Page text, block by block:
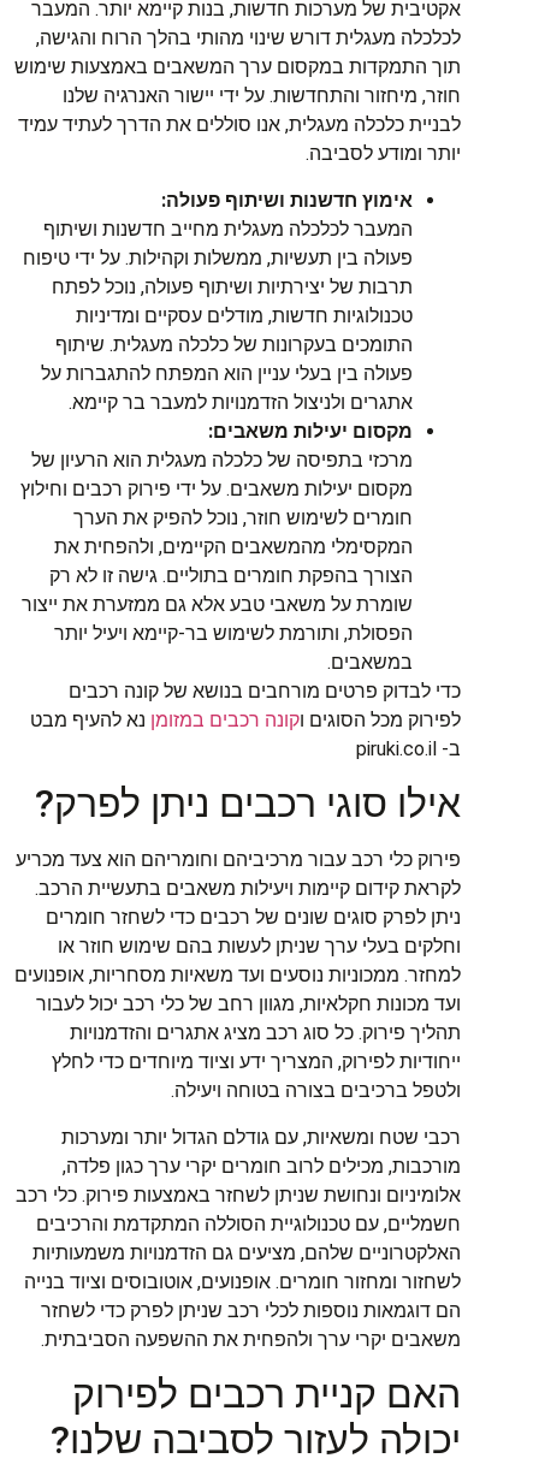
אקטיבית של מערכות חדשות, בנות קיימא יותר. המעבר
לכלכלה מעגלית דורש שינוי מהותי בהלך הרוח והגישה,
תוך התמקדות במקסום ערך המשאבים באמצעות שימוש
חוזר, מיחזור והתחדשות. על ידי יישור האנרגיה שלנו
לבניית כלכלה מעגלית, אנו סוללים את הדרך לעתיד עמיד
יותר ומודע לסביבה.
אימוץ חדשנות ושיתוף פעולה:
המעבר לכלכלה מעגלית מחייב חדשנות ושיתוף
פעולה בין תעשיות, ממשלות וקהילות. על ידי טיפוח
תרבות של יצירתיות ושיתוף פעולה, נוכל לפתח
טכנולוגיות חדשות, מודלים עסקיים ומדיניות
התומכים בעקרונות של כלכלה מעגלית. שיתוף
פעולה בין בעלי עניין הוא המפתח להתגברות על
אתגרים ולניצול הזדמנויות למעבר בר קיימא.
מקסום יעילות משאבים:
מרכזי בתפיסה של כלכלה מעגלית הוא הרעיון של
מקסום יעילות משאבים. על ידי פירוק רכבים וחילוץ
חומרים לשימוש חוזר, נוכל להפיק את הערך
המקסימלי מהמשאבים הקיימים, ולהפחית את
הצורך בהפקת חומרים בתוליים. גישה זו לא רק
שומרת על משאבי טבע אלא גם ממזערת את ייצור
הפסולת, ותורמת לשימוש בר-קיימא ויעיל יותר
במשאבים.
כדי לבדוק פרטים מורחבים בנושא של קונה רכבים
לפירוק מכל הסוגים וקונה רכבים במזומן נא להעיף מבט
ב- piruki.co.il
אילו סוגי רכבים ניתן לפרק?
פירוק כלי רכב עבור מרכיביהם וחומריהם הוא צעד מכריע
לקראת קידום קיימות ויעילות משאבים בתעשיית הרכב.
ניתן לפרק סוגים שונים של רכבים כדי לשחזר חומרים
וחלקים בעלי ערך שניתן לעשות בהם שימוש חוזר או
למחזר. ממכוניות נוסעים ועד משאיות מסחריות, אופנועים
ועד מכונות חקלאיות, מגוון רחב של כלי רכב יכול לעבור
תהליך פירוק. כל סוג רכב מציג אתגרים והזדמנויות
ייחודיות לפירוק, המצריך ידע וציוד מיוחדים כדי לחלץ
ולטפל ברכיבים בצורה בטוחה ויעילה.
רכבי שטח ומשאיות, עם גודלם הגדול יותר ומערכות
מורכבות, מכילים לרוב חומרים יקרי ערך כגון פלדה,
אלומיניום ונחושת שניתן לשחזר באמצעות פירוק. כלי רכב
חשמליים, עם טכנולוגיית הסוללה המתקדמת והרכיבים
האלקטרוניים שלהם, מציעים גם הזדמנויות משמעותיות
לשחזור ומחזור חומרים. אופנועים, אוטובוסים וציוד בנייה
הם דוגמאות נוספות לכלי רכב שניתן לפרק כדי לשחזר
משאבים יקרי ערך ולהפחית את ההשפעה הסביבתית.
האם קניית רכבים לפירוק
יכולה לעזור לסביבה שלנו?